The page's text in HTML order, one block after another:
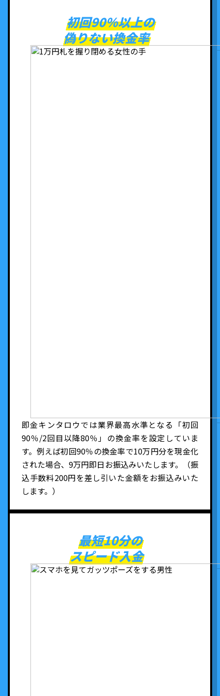
初回90％以上の
偽りない換金率
即金キンタロウでは業界最高水準となる「初回
90％/2回目以降80％」の換金率を設定していま
す。例えば初回90％の換金率で10万円分を現金化
された場合、9万円即日お振込みいたします。（振
込手数料200円を差し引いた金額をお振込みいた
します。）
最短10分の
スピード入金